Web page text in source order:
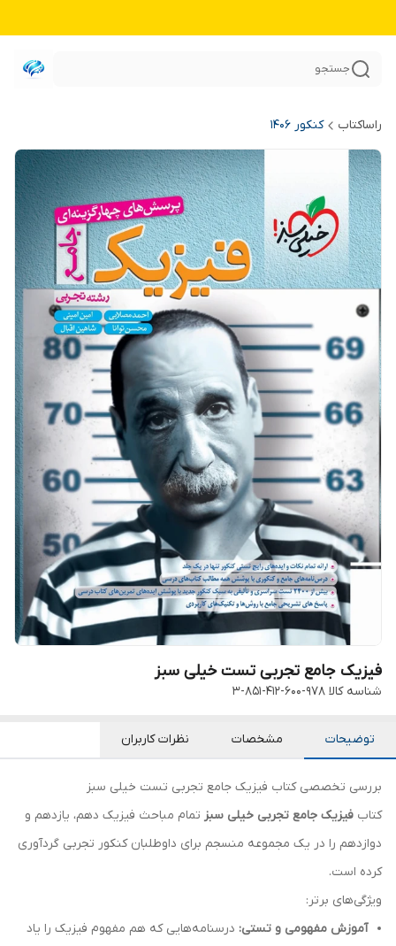
جستجو
راساکتاب کنکور 140۶
فیزیک جامع تجربی تست خیلی سبز
شناسه کالا 978-600-412-851-3
توضیحات مشخصات نظرات کاربران
بررسی تخصصی کتاب فیزیک جامع تجربی تست خیلی سبز
کتاب فیزیک جامع تجربی خیلی سبز تمام مباحث فیزیک دهم، یازدهم و
دوازدهم را در یک مجموعه منسجم برای داوطلبان کنکور تجربی گردآوری
کرده است.
ویژگی‌های برتر:
آموزش مفهومی و تستی: درسنامه‌هایی که هم مفهوم فیزیک را یاد